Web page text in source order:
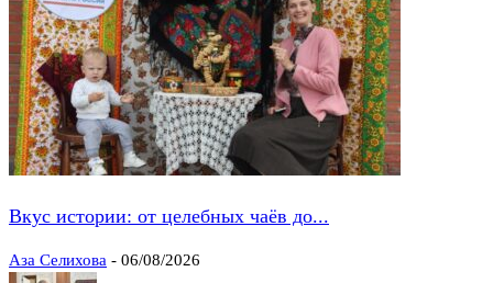
Вкус истории: от целебных чаёв до...
Аза Селихова - 06/08/2026